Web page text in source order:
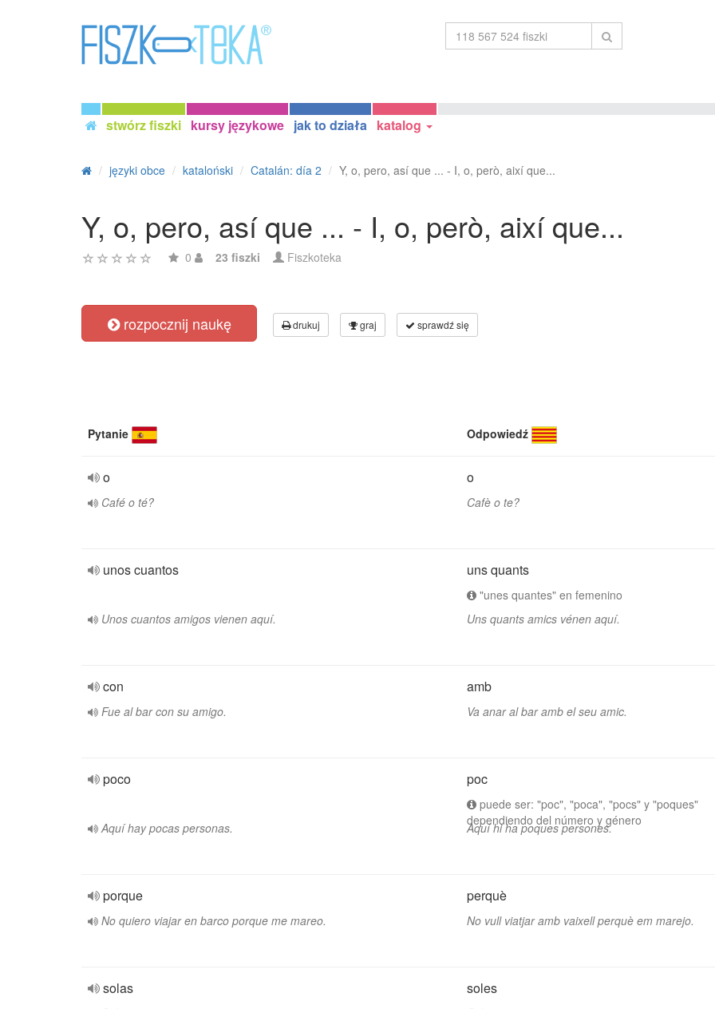
stwórz fiszki kursy językowe jak to działa katalog
języki obce kataloński Catalán: día 2 Y, o, pero, así que ... - I, o, però, així que...
Y, o, pero, así que ... - I, o, però, així que...
0 23 fiszki Fiszkoteka
rozpocznij naukę drukuj graj sprawdź się
Pytanie Odpowiedź
o
Café o té?
o
Cafè o te?
unos cuantos
Unos cuantos amigos vienen aquí.
uns quants
"unes quantes" en femenino
Uns quants amics vénen aquí.
con
Fue al bar con su amigo.
amb
Va anar al bar amb el seu amic.
poco
Aquí hay pocas personas.
poc
puede ser: "poc", "poca", "pocs" y "poques"
dependiendo del número y género
Aquí hi ha poques persones.
porque
No quiero viajar en barco porque me mareo.
perquè
No vull viatjar amb vaixell perquè em marejo.
solas soles